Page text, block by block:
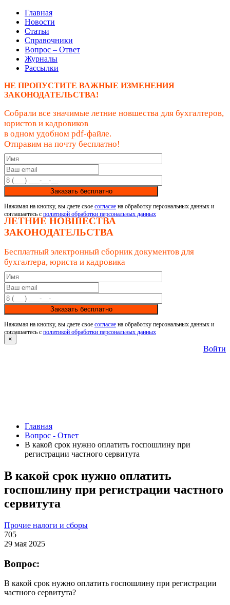
Главная
Новости
Статьи
Справочники
Вопрос – Ответ
Журналы
Рассылки
НЕ ПРОПУСТИТЕ ВАЖНЫЕ ИЗМЕНЕНИЯ
ЗАКОНОДАТЕЛЬСТВА!
Собрали все значимые летние новшества для бухгалтеров,
юристов и кадровиков
в одном удобном pdf-файле.
Отправим на почту бесплатно!
Заказать бесплатно
Нажимая на кнопку, вы даете свое согласие на обработку персональных данных и
соглашаетесь с политикой обработки персональных данных
ЛЕТНИЕ НОВШЕСТВА
ЗАКОНОДАТЕЛЬСТВА
Бесплатный электронный сборник документов для
бухгалтера, юриста и кадровика
Заказать бесплатно
Нажимая на кнопку, вы даете свое согласие на обработку персональных данных и
соглашаетесь с политикой обработки персональных данных
×
Войти
Главная
Вопрос - Ответ
В какой срок нужно оплатить госпошлину при
регистрации частного сервитута
В какой срок нужно оплатить
госпошлину при регистрации частного
сервитута
Прочие налоги и сборы
705
29 мая 2025
Вопрос:
В какой срок нужно оплатить госпошлину при регистрации
частного сервитута?